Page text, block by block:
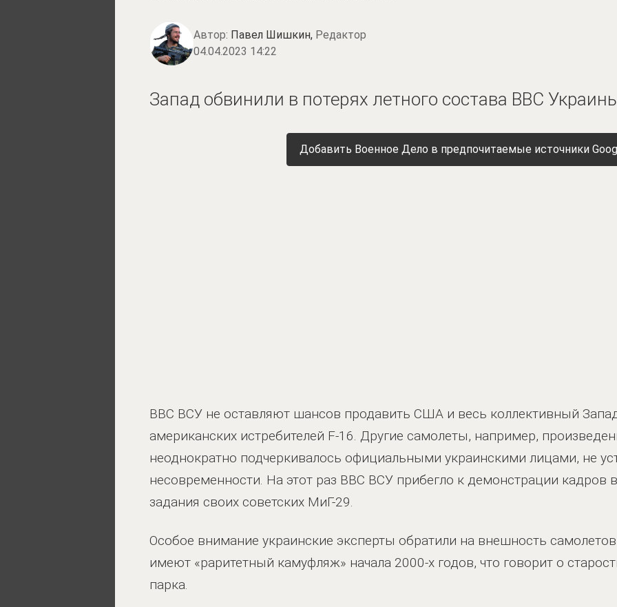
Автор: Павел Шишкин, Редактор
04.04.2023 14:22
Запад обвинили в потерях летного состава ВВС
Добавить Военное Дело в предпочитаемые источники
ВВС ВСУ не оставляют шансов продавить США и весь коллективный
американских истребителей F-16. Другие самолеты, например,
неоднократно подчеркивалось официальными украинскими лицами, не
несовременности. На этот раз ВВС ВСУ прибегло к демонстрации
задания своих советских МиГ-29.
Особое внимание украинские эксперты обратили на внешность
имеют «раритетный камуфляж» начала 2000-х годов, что говорит о
парка.